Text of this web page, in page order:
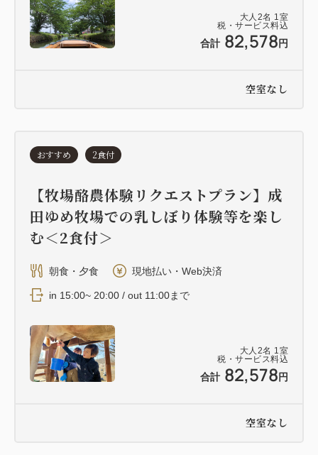
大人 2名 1 室
税・サービス料込
合計 82,578 円
空室なし
大人 2名 1 室
税・サービス料込
合計 82,578 円
おすすめ 2食付
【牧場酪農体験リクエストプラン】成
田ゆめ牧場での乳しぼり体験等を楽し
む＜2食付＞
朝食・夕食 現地払い・Web決済
in 15:00~ 20:00 / out 11:00まで
空室なし